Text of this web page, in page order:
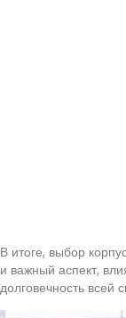
В итоге, выбор
и важный аспект,
долговечность всей